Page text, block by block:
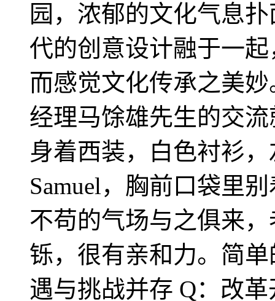
园，浓郁的文化气息
代的创意设计融于一
而感觉文化传承之美
经理马馀雄先生的交
身着西装，白色衬衫
Samuel，胸前口袋里
不苟的气场与之俱来
铄，很有亲和力。简
遇与挑战并存 Q：改